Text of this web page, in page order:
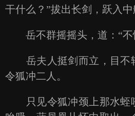
干什么？”拔出长剑，跃入中
岳不群摇摇头，道：“不
岳夫人挺剑而立，目不
令狐冲二人。
只见令狐冲颈上那水蛭